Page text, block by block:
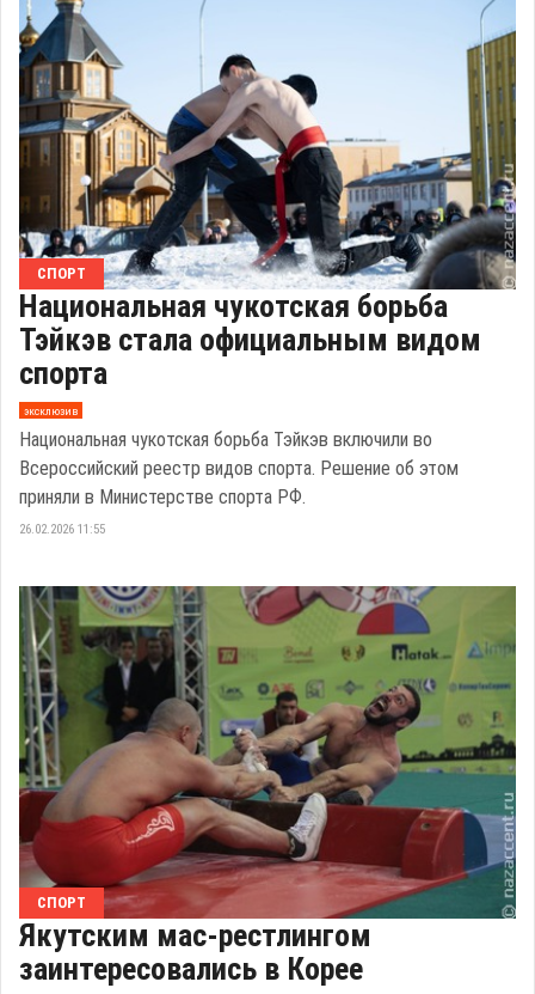
СПОРТ
Национальная чукотская борьба
Тэйкэв стала официальным видом
спорта
эксклюзив
Национальная чукотская борьба Тэйкэв включили во
Всероссийский реестр видов спорта. Решение об этом
приняли в Министерстве спорта РФ.
26.02.2026 11:55
СПОРТ
Якутским мас-рестлингом
заинтересовались в Корее